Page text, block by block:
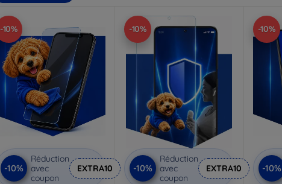
-10%
-10%
Réduction
avec
coupon
EXTRA10
-10%
-10%
Réduction
avec
coupon
EXTRA10
-10%
-10%